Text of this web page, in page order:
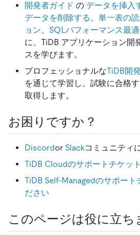
開発者ガイド の データを挿入
データを削除する 、 単一表の
ョン、 SQLパフォーマンス最
に、TiDB アプリケーション開
スを学びます。
プロフェッショナルなTiDB開
を通じて学習し、試験に合格
取得します。
お困りですか？
Discordor Slackコミュニティ
TiDB Cloudのサポートチケッ
TiDB Self-Managedのサポート
ださい
このページは役に立ち